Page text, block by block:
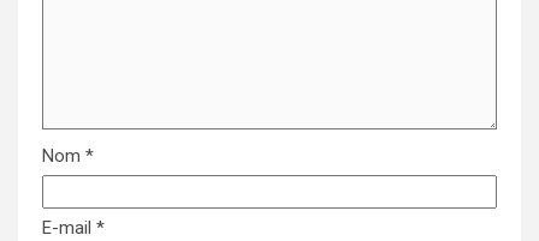
Nom *
E-mail *